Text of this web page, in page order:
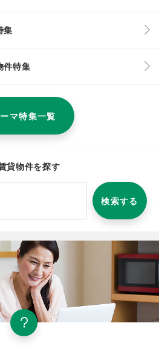
集
件特集
マ特集一覧
貸物件を探す
検索する